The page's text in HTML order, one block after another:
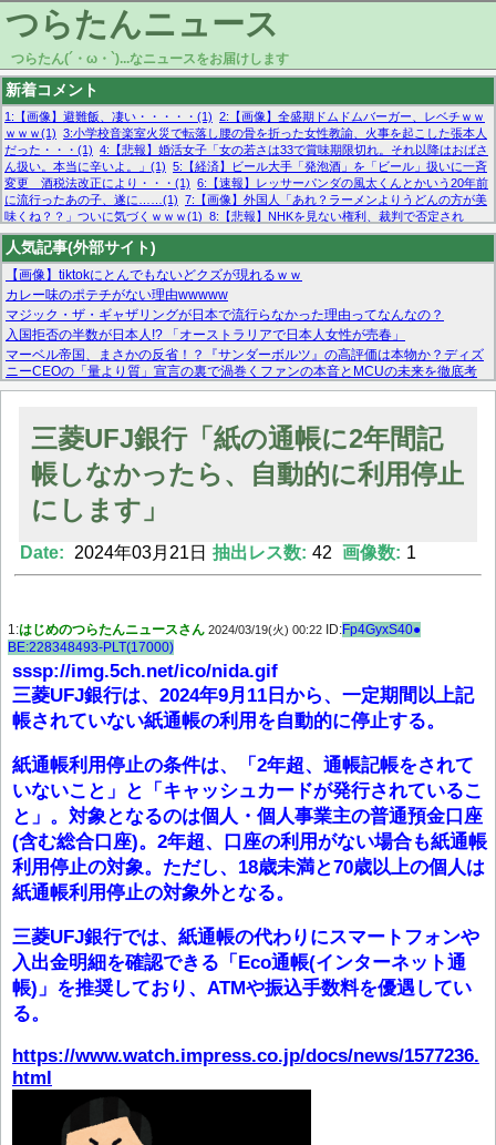
つらたんニュース
つらたん(´・ω・`)...なニュースをお届けします
新着コメント
1:【画像】避難飯、凄い・・・・・(1) 2:【画像】全盛期ドムドムバーガー、レベチｗｗ
ｗｗｗ(1) 3:小学校音楽室火災で転落し腰の骨を折った女性教諭、火事を起こした張本人
だった・・・(1) 4:【悲報】婚活女子「女の若さは33で賞味期限切れ。それ以降はおばさ
ん扱い。本当に辛いよ。」(1) 5:【経済】ビール大手「発泡酒」を「ビール」扱いに一斉
変更 酒税法改正により・・・(1) 6:【速報】レッサーパンダの風太くんとかいう20年前
に流行ったあの子、遂に……(1) 7:【画像】外国人「あれ？ラーメンよりうどんの方が美
味くね？？」ついに気づくｗｗｗ(1) 8:【悲報】NHKを見ない権利、裁判で否定され
る・・・(1) 9:欧州委員長「原発縮小は間違いでした」(1) 10:【悲報】日本企業の人手不
足、限界突破 52%「正社員も足りてません…」(1)
人気記事(外部サイト)
【画像】tiktokにとんでもないどクズが現れるｗｗ
カレー味のポテチがない理由wwwww
マジック・ザ・ギャザリングが日本で流行らなかった理由ってなんなの？
入国拒否の半数が日本人!? 「オーストラリアで日本人女性が売春」
マーベル帝国、まさかの反省！？『サンダーボルツ』の高評価は本物か？ディズ
ニーCEOの「量より質」宣言の裏で渦巻くファンの本音とMCUの未来を徹底考
察！
【画像あり】FacebookとかTwitterで拾ったエロ画像貼ってくよ
Powered by livedoor 相互RSS
三菱UFJ銀行「紙の通帳に2年間記
帳しなかったら、自動的に利用停止
にします」
Date: 2024年03月21日 抽出レス数: 42 画像数: 1
1:はじめのつらたんニュースさん 2024/03/19(火) 00:22 ID:Fp4GyxS40●
BE:228348493-PLT(17000)
sssp://img.5ch.net/ico/nida.gif
三菱UFJ銀行は、2024年9月11日から、一定期間以上記
帳されていない紙通帳の利用を自動的に停止する。
紙通帳利用停止の条件は、「2年超、通帳記帳をされて
いないこと」と「キャッシュカードが発行されているこ
と」。対象となるのは個人・個人事業主の普通預金口座
(含む総合口座)。2年超、口座の利用がない場合も紙通帳
利用停止の対象。ただし、18歳未満と70歳以上の個人は
紙通帳利用停止の対象外となる。
三菱UFJ銀行では、紙通帳の代わりにスマートフォンや
入出金明細を確認できる「Eco通帳(インターネット通
帳)」を推奨しており、ATMや振込手数料を優遇してい
る。
https://www.watch.impress.co.jp/docs/news/1577236.
html